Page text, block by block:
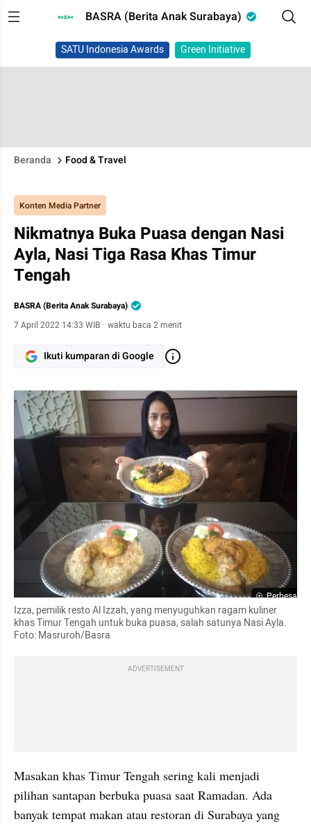
BASRA (Berita Anak Surabaya)
SATU Indonesia Awards Green Initiative
Beranda Food & Travel
Konten Media Partner
Nikmatnya Buka Puasa dengan Nasi
Ayla, Nasi Tiga Rasa Khas Timur
Tengah
BASRA (Berita Anak Surabaya)
7 April 2022 14:33 WIB · waktu baca 2 menit
Ikuti kumparan di Google
Perbesar
Izza, pemilik resto Al Izzah, yang menyuguhkan ragam kuliner
khas Timur Tengah untuk buka puasa, salah satunya Nasi Ayla.
Foto: Masruroh/Basra
ADVERTISEMENT
Masakan khas Timur Tengah sering kali menjadi
pilihan santapan berbuka puasa saat Ramadan. Ada
banyak tempat makan atau restoran di Surabaya yang